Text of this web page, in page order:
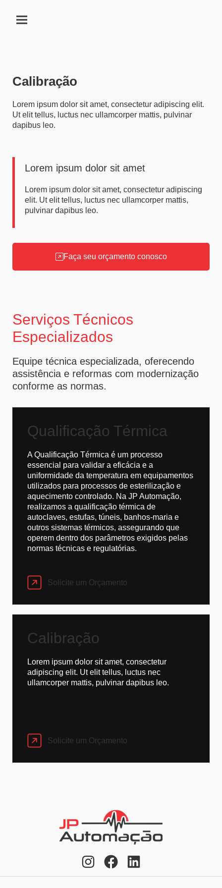
Calibração
Lorem ipsum dolor sit amet, consectetur adipiscing elit.
Ut elit tellus, luctus nec ullamcorper mattis, pulvinar
dapibus leo.
Lorem ipsum dolor sit amet
Lorem ipsum dolor sit amet, consectetur adipiscing
elit. Ut elit tellus, luctus nec ullamcorper mattis,
pulvinar dapibus leo.
Faça seu orçamento conosco
Serviços Técnicos
Especializados
Equipe técnica especializada, oferecendo
assistência e reformas com modernização
conforme as normas.
Qualificação Térmica
A Qualificação Térmica é um processo
essencial para validar a eficácia e a
uniformidade da temperatura em equipamentos
utilizados para processos de esterilização e
aquecimento controlado. Na JP Automação,
realizamos a qualificação térmica de
autoclaves, estufas, túneis, banhos-maria e
outros sistemas térmicos, assegurando que
operem dentro dos parâmetros exigidos pelas
normas técnicas e regulatórias.
Solicite um Orçamento
Calibração
Lorem ipsum dolor sit amet, consectetur
adipiscing elit. Ut elit tellus, luctus nec
ullamcorper mattis, pulvinar dapibus leo.
Solicite um Orçamento